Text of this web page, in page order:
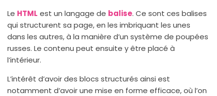
Le HTML est un langage de balise. Ce sont ces balises
qui structurent sa page, en les imbriquant les unes
dans les autres, à la manière d’un système de poupées
russes. Le contenu peut ensuite y être placé à
l’intérieur.
L’intérêt d’avoir des blocs structurés ainsi est
notamment d’avoir une mise en forme efficace, où l’on